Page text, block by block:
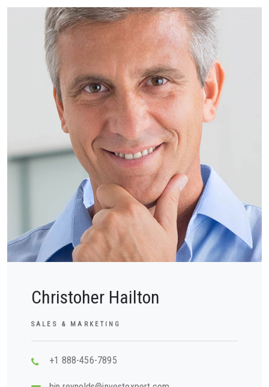
Christoher Hailton
SALES & MARKETING
+1 888-456-7895